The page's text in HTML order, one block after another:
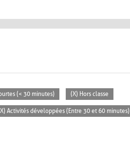
(< 30 minutes) (X) Hors classe
Activités développées (Entre 30 et 60 minutes)